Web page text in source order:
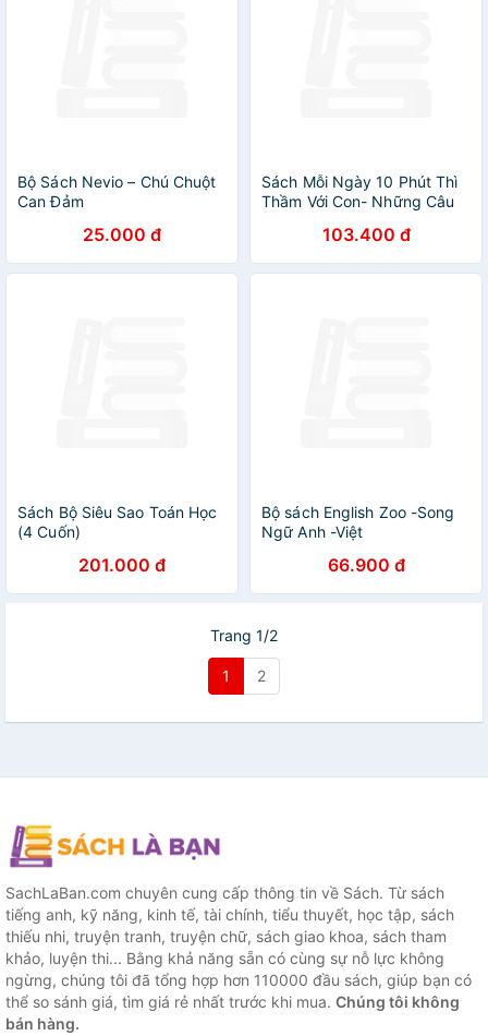
Bộ Sách Nevio – Chú Chuột
Can Đảm
25.000 đ
Sách Mỗi Ngày 10 Phút Thì
Thầm Với Con- Những Câu
103.400 đ
Sách Bộ Siêu Sao Toán Học
(4 Cuốn)
201.000 đ
Bộ sách English Zoo -Song
Ngữ Anh -Việt
66.900 đ
Trang 1/2
1 2
SachLaBan.com chuyên cung cấp thông tin về Sách. Từ sách
tiếng anh, kỹ năng, kinh tế, tài chính, tiểu thuyết, học tập, sách
thiếu nhi, truyện tranh, truyện chữ, sách giao khoa, sách tham
khảo, luyện thi... Bằng khả năng sẵn có cùng sự nỗ lực không
ngừng, chúng tôi đã tổng hợp hơn 110000 đầu sách, giúp bạn có
thể so sánh giá, tìm giá rẻ nhất trước khi mua. Chúng tôi không
bán hàng.